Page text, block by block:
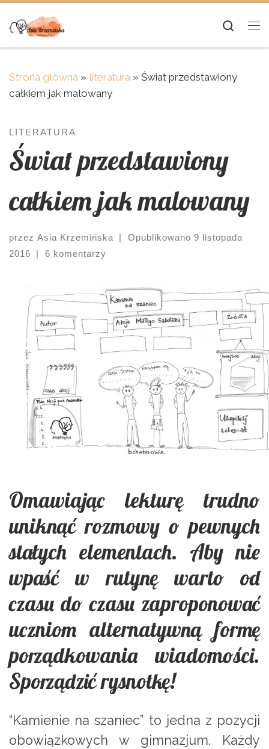
Skip to content
Strona główna » literatura » Świat przedstawiony
całkiem jak malowany
LITERATURA
Świat przedstawiony
całkiem jak malowany
przez Asia Krzemińska | Opublikowano 9 listopada
2016
| 6 komentarzy
Omawiając lekturę trudno
uniknąć rozmowy o pewnych
stałych elementach. Aby nie
wpaść w rutynę warto od
czasu do czasu zaproponować
uczniom alternatywną formę
porządkowania wiadomości.
Sporządzić rysnotkę!
“Kamienie na szaniec” to jedna z pozycji
obowiązkowych w gimnazjum. Każdy